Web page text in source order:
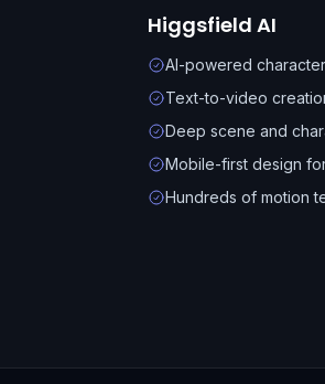
Higgsfield AI
AI-powered
Text-to-video
Deep scene and
Mobile-first design
Hundreds of motion